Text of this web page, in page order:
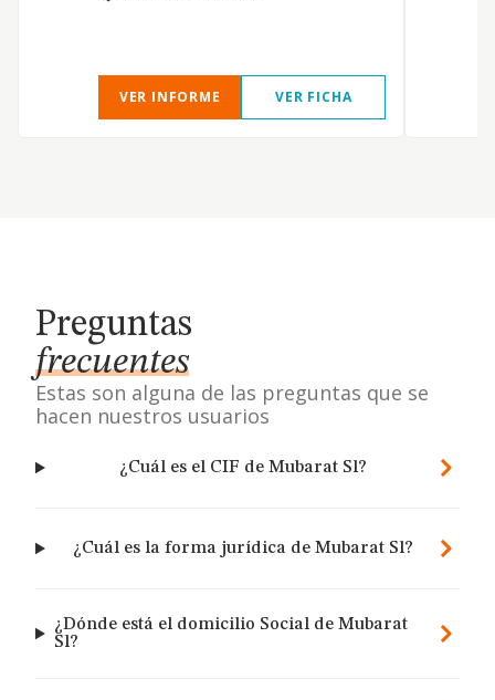
VER INFORME VER FICHA
Preguntas
frecuentes
Estas son alguna de las preguntas que se
hacen nuestros usuarios
¿Cuál es el CIF de Mubarat Sl?
¿Cuál es la forma jurídica de Mubarat Sl?
¿Dónde está el domicilio Social de Mubarat
Sl?